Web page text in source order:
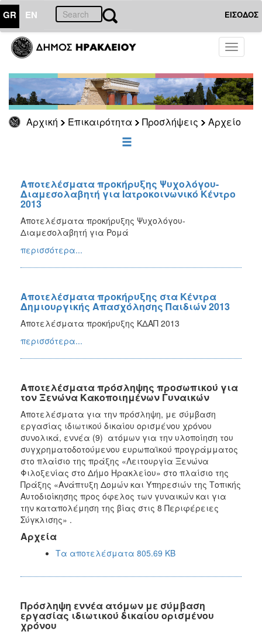
GR EN ΕΙΣΟΔΟΣ
Toggle
Αρχική Επικαιρότητα Προσλήψεις Αρχείο
ΕΠΙΚΑΙΡΟΤΗΤΑ
Αρχείο
2026
2025
2020
2018
2017
2016
2013
ΗΡΑΚΛΕΙΟ
Αποτελέσματα προκήρυξης Ψυχολόγου-
Διαμεσολαβητή για Ιατροκοινωνικό Κέντρο
2013
Αποτελέσματα προκήρυξης Ψυχολόγου-
Διαμεσολαβητή για Ρομά
περισσότερα...
Αποτελέσματα προκήρυξης στα Κέντρα
Δημιουργικής Απασχόλησης Παιδιών 2013
Αποτελέσματα προκήρυξης ΚΔΑΠ 2013
περισσότερα...
Αποτελέσματα πρόσληψης προσωπικού για
τον Ξενώνα Κακοποιημένων Γυναικών
Αποτελέσματα για την πρόσληψη, με σύμβαση
εργασίας ιδιωτικού δικαίου ορισμένου χρόνου
συνολικά, εννέα (9) ατόμων για την υλοποίηση του
συγχρηματοδοτούμενου ευρωπαϊκού προγράμματος
στο πλαίσιο της πράξης «Λειτουργία Ξενώνα
Φιλοξενίας στο Δήμο Ηρακλείου» στο πλαίσιο της
Πράξης «Ανάπτυξη Δομών και Υπηρεσιών της Τοπικής
Αυτοδιοίκησης προς όφελος των γυναικών και για
την καταπολέμηση της βίας στις 8 Περιφέρειες
Σύγκλισης» .
Αρχεία
Τα αποτελέσματα 805.69 KB
Πρόσληψη εννέα ατόμων με σύμβαση
εργασίας ιδιωτικού δικαίου ορισμένου
χρόνου